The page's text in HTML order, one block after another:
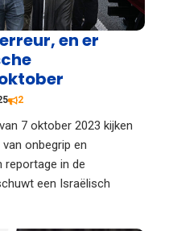
en er
2
7 oktober 2023 kijken
onbegrip en
reportage in de
een Israëlisch